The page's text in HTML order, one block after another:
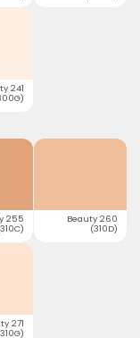
241
255
Beauty 260
(310D)
271